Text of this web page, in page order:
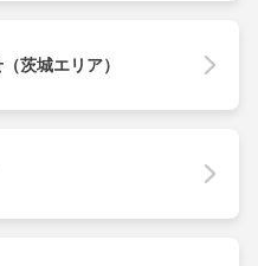
茨城エリア）